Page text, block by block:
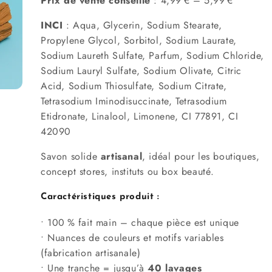
INCI :Aqua, Glycerin, Sodium Stearate,
Propylene Glycol, Sorbitol, Sodium Laurate,
Sodium Laureth Sulfate, Parfum, Sodium Chloride,
Sodium Lauryl Sulfate, Sodium Olivate, Citric
Acid, Sodium Thiosulfate, Sodium Citrate,
Tetrasodium Iminodisuccinate, Tetrasodium
Etidronate, Linalool, Limonene, CI 77891, CI
42090
Savon solideartisanal, idéal pour les boutiques,
concept stores, instituts ou box beauté.
Caractéristiques produit :
• 100 % fait main – chaque pièce est unique
• Nuances de couleurs et motifs variables
(fabrication artisanale)
• Une tranche = jusqu’à40 lavages